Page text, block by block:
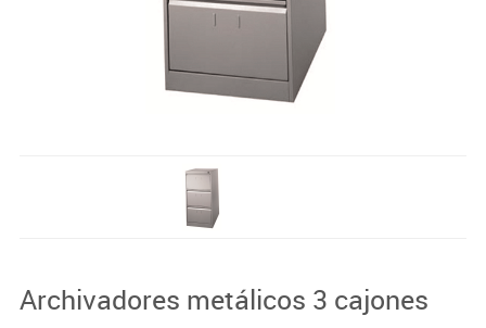
Archivadores metálicos 3 cajones